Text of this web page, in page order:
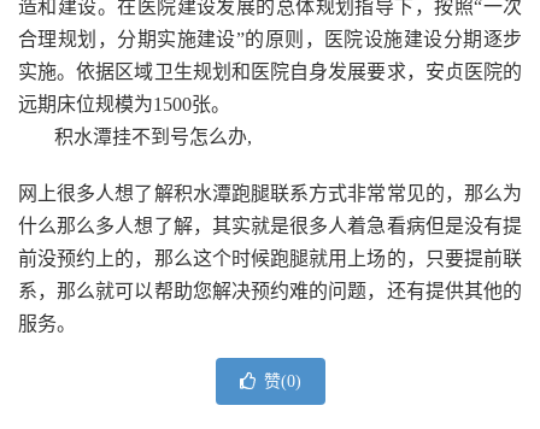
造和建设。在医院建设发展的总体规划指导下，按照“一次
合理规划，分期实施建设”的原则，医院设施建设分期逐步
实施。依据区域卫生规划和医院自身发展要求，安贞医院的
远期床位规模为1500张。
积水潭挂不到号怎么办,
网上很多人想了解积水潭跑腿联系方式非常常见的，那么为
什么那么多人想了解，其实就是很多人着急看病但是没有提
前没预约上的，那么这个时候跑腿就用上场的，只要提前联
系，那么就可以帮助您解决预约难的问题，还有提供其他的
服务。
赞(0)